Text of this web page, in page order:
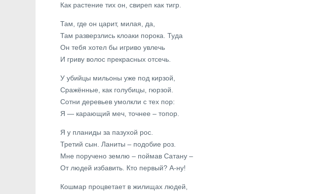
Как растение тих он, свиреп как тигр.
Там, где он царит, милая, да,
Там разверзлись клоаки порока. Туда
Он тебя хотел бы игриво увлечь
И гриву волос прекрасных отсечь.
У убийцы мильоны уже под кирзой,
Сражённые, как голубицы, гюрзой.
Сотни деревьев умолкли с тех пор:
Я — карающий меч, точнее – топор.
Я у планиды за пазухой рос.
Третий сын. Ланиты – подобие роз.
Мне поручено землю – поймав Сатану –
От людей избавить. Кто первый? А-ну!
Кошмар процветает в жилищах людей,